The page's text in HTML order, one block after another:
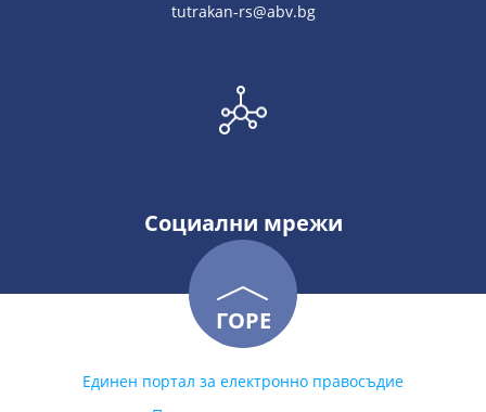
tutrakan-rs@abv.bg
Социални мрежи
ГОРЕ
Единен портал за електронно правосъдие